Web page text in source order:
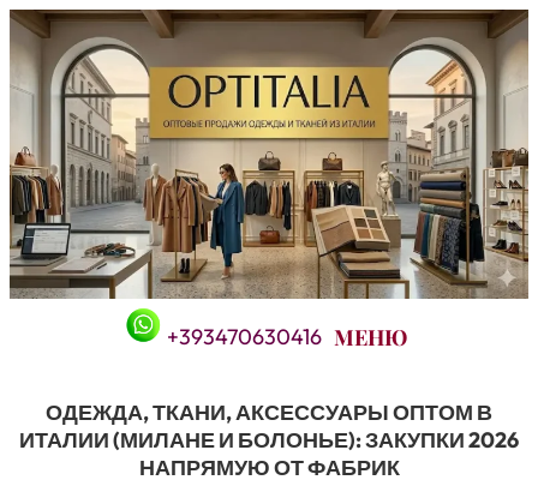
Перейти
к
содержимому
+393470630416
ОДЕЖДА, ТКАНИ, АКСЕССУАРЫ ОПТОМ В
ИТАЛИИ (МИЛАНЕ И БОЛОНЬЕ): ЗАКУПКИ 2026
НАПРЯМУЮ ОТ ФАБРИК